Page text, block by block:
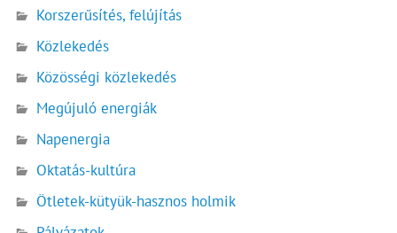
Korszerűsítés, felújítás
Közlekedés
Közösségi közlekedés
Megújuló energiák
Napenergia
Oktatás-kultúra
Ötletek-kütyük-hasznos holmik